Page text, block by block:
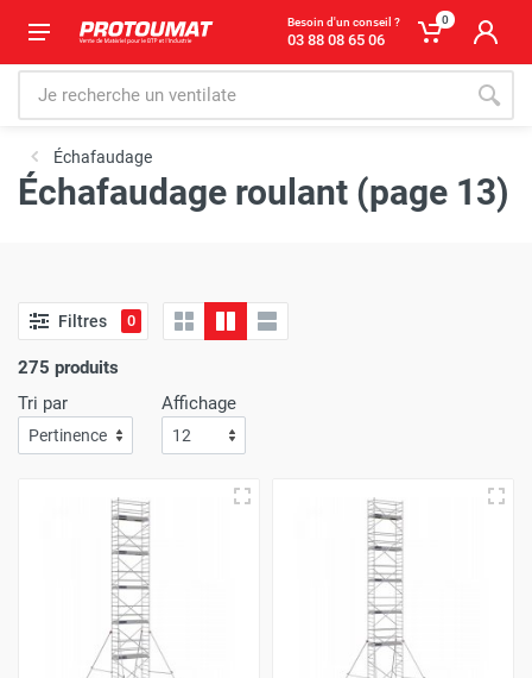
Besoin d'un conseil ?
03 88 08 65 06
0
Échafaudage
Échafaudage roulant (page 13)
Filtres 0
275 produits
Tri par
Affichage